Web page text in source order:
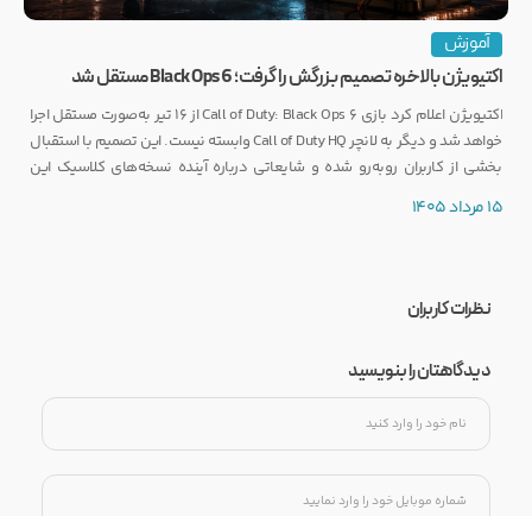
آموزش
اکتیویژن بالاخره تصمیم بزرگش را گرفت؛ Black Ops 6 مستقل شد
اکتیویژن اعلام کرد بازی Call of Duty: Black Ops 6 از ۱۶ تیر به‌صورت مستقل اجرا
خواهد شد و دیگر به لانچر Call of Duty HQ وابسته نیست. این تصمیم با استقبال
بخشی از کاربران روبه‌رو شده و شایعاتی درباره آینده نسخه‌های کلاسیک این
15 مرداد 1405
نظرات کاربران
دیدگاهتان را بنویسید